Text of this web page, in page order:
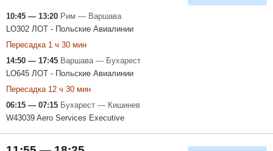
10:45 — 13:20 Рим — Варшава
LO302 ЛОТ - Польские Авиалинии
Пересадка 1 ч 30 мин
14:50 — 17:45 Варшава — Бухарест
LO645 ЛОТ - Польские Авиалинии
Пересадка 12 ч 30 мин
06:15 — 07:15 Бухарест — Кишинев
W43039 Aero Services Executive